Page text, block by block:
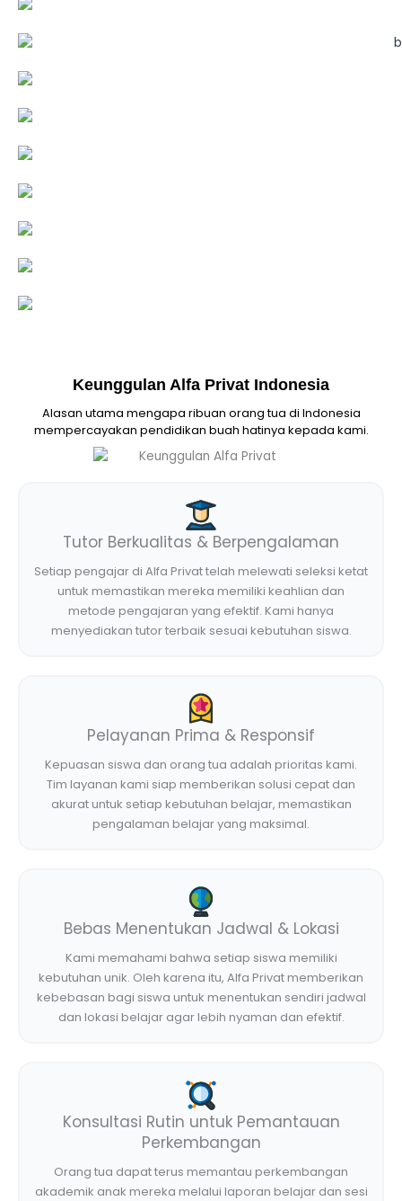
Keunggulan Alfa Privat Indonesia
Alasan utama mengapa ribuan orang tua di Indonesia
mempercayakan pendidikan buah hatinya kepada kami.
Tutor Berkualitas & Berpengalaman
Setiap pengajar di Alfa Privat telah melewati seleksi ketat
untuk memastikan mereka memiliki keahlian dan
metode pengajaran yang efektif. Kami hanya
menyediakan tutor terbaik sesuai kebutuhan siswa.
Pelayanan Prima & Responsif
Kepuasan siswa dan orang tua adalah prioritas kami.
Tim layanan kami siap memberikan solusi cepat dan
akurat untuk setiap kebutuhan belajar, memastikan
pengalaman belajar yang maksimal.
Bebas Menentukan Jadwal & Lokasi
Kami memahami bahwa setiap siswa memiliki
kebutuhan unik. Oleh karena itu, Alfa Privat memberikan
kebebasan bagi siswa untuk menentukan sendiri jadwal
dan lokasi belajar agar lebih nyaman dan efektif.
Konsultasi Rutin untuk Pemantauan
Perkembangan
Orang tua dapat terus memantau perkembangan
akademik anak mereka melalui laporan belajar dan sesi